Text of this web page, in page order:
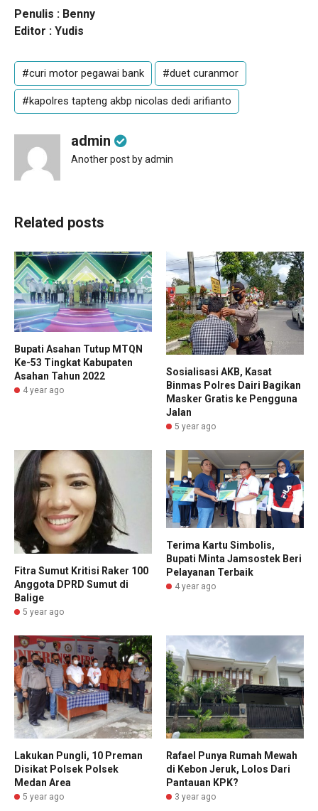
Penulis : Benny
Editor : Yudis
#curi motor pegawai bank #duet curanmor
#kapolres tapteng akbp nicolas dedi arifianto
admin
Another post by admin
Related posts
Bupati Asahan Tutup MTQN
Ke-53 Tingkat Kabupaten
Asahan Tahun 2022
4 year ago
Sosialisasi AKB, Kasat
Binmas Polres Dairi Bagikan
Masker Gratis ke Pengguna
Jalan
5 year ago
Fitra Sumut Kritisi Raker 100
Anggota DPRD Sumut di
Balige
5 year ago
Terima Kartu Simbolis,
Bupati Minta Jamsostek Beri
Pelayanan Terbaik
4 year ago
Lakukan Pungli, 10 Preman
Disikat Polsek Polsek
Medan Area
5 year ago
Rafael Punya Rumah Mewah
di Kebon Jeruk, Lolos Dari
Pantauan KPK?
3 year ago